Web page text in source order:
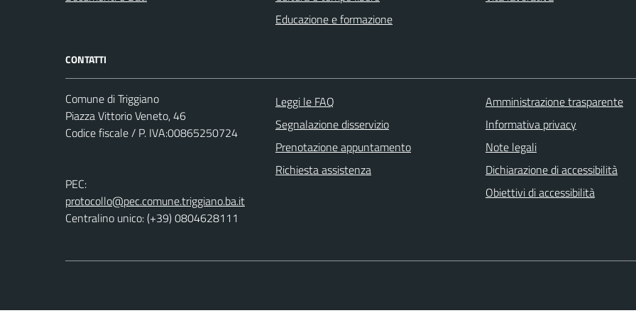
Educazione e formazione
CONTATTI
Comune di Triggiano
Piazza Vittorio Veneto, 46
Codice fiscale / P. IVA:00865250724
PEC:
protocollo@pec.comune.triggiano.ba.it
Centralino unico: (+39) 0804628111
Leggi le FAQ
Segnalazione disservizio
Prenotazione appuntamento
Richiesta assistenza
Amministrazione trasparente
Informativa privacy
Note legali
Dichiarazione di accessibilità
Obiettivi di accessibilità